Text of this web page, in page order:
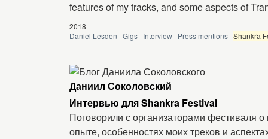
features of my tracks, and some aspects of
2018
Daniel Lesden Gigs Interview Press mentions Shankra
Даниил Соколовский
Интервью для Shankra Festival
Поговорили с организаторами фестиваля
опыте, особенностях моих треков и